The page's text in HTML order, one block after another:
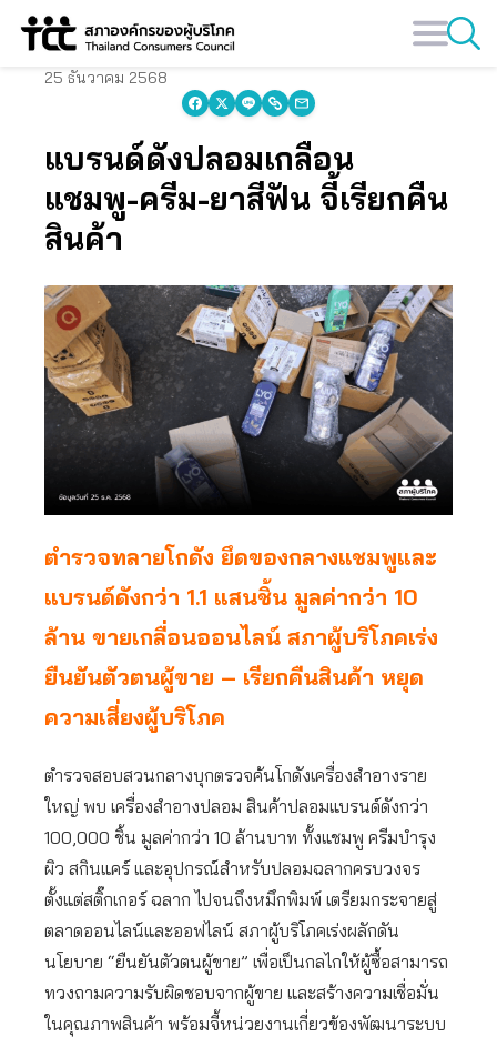
Skip
25 ธันวาคม 2568
แบรนด์ดังปลอมเกลื่อน
แชมพู-ครีม-ยาสีฟัน จี้เรียกคืน
สินค้า
ตำรวจทลายโกดัง ยึดของกลางแชมพูและ
แบรนด์ดังกว่า 1.1 แสนชิ้น มูลค่ากว่า 10
ล้าน ขายเกลื่อนออนไลน์ สภาผู้บริโภคเร่ง
ยืนยันตัวตนผู้ขาย – เรียกคืนสินค้า หยุด
ความเสี่ยงผู้บริโภค
ตำรวจสอบสวนกลางบุกตรวจค้นโกดังเครื่องสำอางราย
ใหญ่ พบ เครื่องสำอางปลอม สินค้าปลอมแบรนด์ดังกว่า
100,000 ชิ้น มูลค่ากว่า 10 ล้านบาท ทั้งแชมพู ครีมบำรุง
ผิว สกินแคร์ และอุปกรณ์สำหรับปลอมฉลากครบวงจร
ตั้งแต่สติ๊กเกอร์ ฉลาก ไปจนถึงหมึกพิมพ์ เตรียมกระจายสู่
ตลาดออนไลน์และออฟไลน์ สภาผู้บริโภคเร่งผลักดัน
นโยบาย “ยืนยันตัวตนผู้ขาย” เพื่อเป็นกลไกให้ผู้ซื้อสามารถ
ทวงถามความรับผิดชอบจากผู้ขาย และสร้างความเชื่อมั่น
ในคุณภาพสินค้า พร้อมจี้หน่วยงานเกี่ยวข้องพัฒนาระบบ